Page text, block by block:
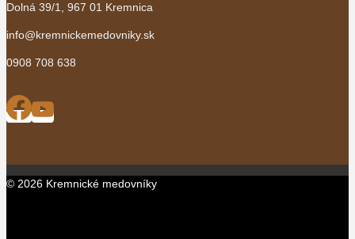
Dolná 39/1, 967 01 Kremnica
info@kremnickemedovniky.sk
0908 708 638
© 2026 Kremnické medovníky